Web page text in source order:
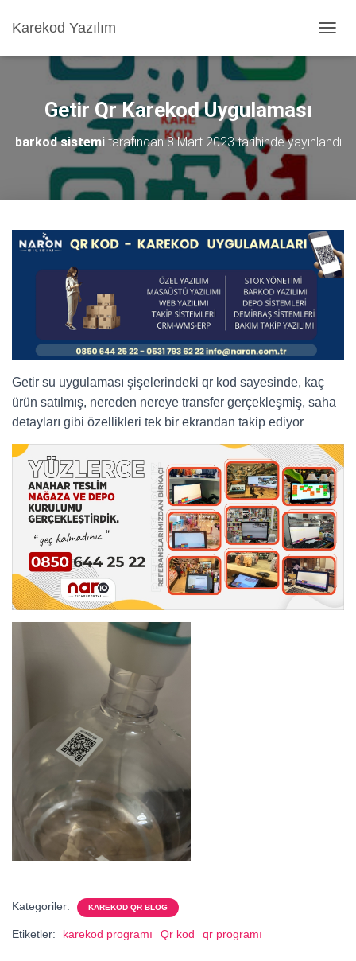
Karekod Yazılım
E
Ç
Getir Qr Karekod Uygulaması
barkod sistemitarafından8 Mart 2023tarihinde yayınlandı
Getir su uygulaması şişelerindeki qr kod sayesinde, kaç
ürün satılmış, nereden nereye transfer gerçekleşmiş, saha
detayları gibi özellikleri tek bir ekrandan takip ediyor
Kategoriler: KAREKOD QR BLOG
Etiketler: karekod programı Qr kod qr programı